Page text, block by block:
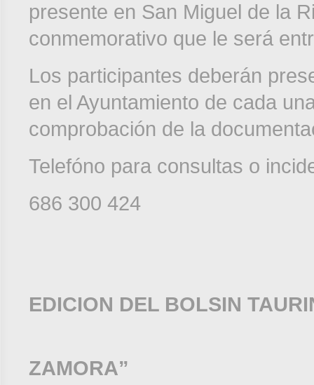
presente en San Miguel de la
conmemorativo que le será
Los participantes deberán
en el Ayuntamiento de cada
comprobación de la
Telefóno para consultas o
686 300 424
EDICION DEL BOLSIN
ZAMORA”